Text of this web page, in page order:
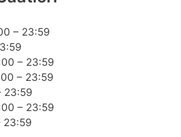
– 23:59
– 23:59
– 23:59
23:59
– 23:59
23:59